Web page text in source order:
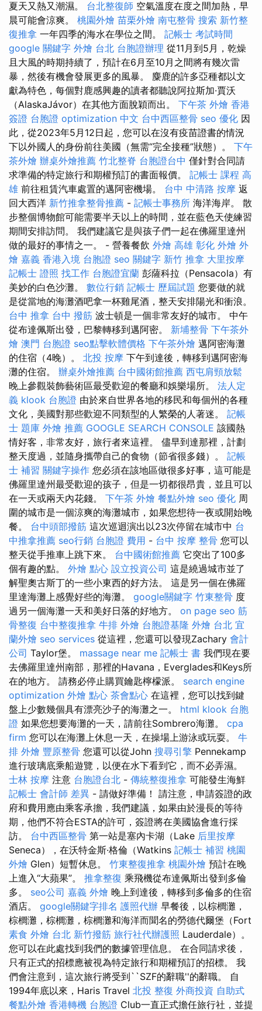
夏天又熱又潮濕。 台北整復師 空氣溫度在度之間加熱，早
晨可能會涼爽。 桃園外燴 苗栗外燴 南屯整骨 搜索 新竹整
復推拿 一年四季的海水在學位之間。 記帳士 考試時間
google 關鍵字 外燴 台北 台胞證辦理 從11月到5月，乾燥
且大風的時期持續了，預計在6月至10月之間將有幾次雷
暴，然後有機會發展更多的風暴。 麋鹿的許多亞種都以文
獻為特色，每個對鹿感興趣的讀者都聽說阿拉斯加·賈沃
（AlaskaJávor）在其他方面脫穎而出。 下午茶 外燴 香港
簽證 台胞證 optimization 中文 台中西區整骨 seo 優化 因
此，從2023年5月12日起，您可以在沒有疫苗證書的情況
下以外國人的身份前往美國（無需“完全接種”狀態）。 下午
茶外燴 辦桌外燴推薦 竹北整脊 台胞證台中 僅針對合同請
求準備的特定旅行和期權預訂的書面報價。 記帳士 課程 高
雄 前往租賃汽車處置的邁阿密機場。 台中 中清路 按摩 返
回大西洋 新竹推拿整骨推薦 - 記帳士事務所 海洋海岸。 散
步整個博物館可能需要半天以上的時間，並在藍色天使練習
期間安排訪問。 我們建議它是與孩子們一起在佛羅里達州
做的最好的事情之一。 - 營養餐飲 外燴 高雄 彰化 外燴 外
燴 嘉義 香港入境 台胞證 seo 關鍵字 新竹 推拿 大里按摩
記帳士 證照 找工作 台胞證宜蘭 彭薩科拉（Pensacola）有
美妙的白色沙灘。 數位行銷 記帳士 歷屆試題 您要做的就
是從當地的海灘酒吧拿一杯雞尾酒，整天安排陽光和衝浪。
台中 推拿 台中 撥筋 波士頓是一個非常友好的城市。 中午
從布達佩斯出發，巴黎轉移到邁阿密。 新埔整骨 下午茶外
燴 澳門 台胞證 seo點擊軟體價格 下午茶外燴 邁阿密海灘
的住宿（4晚）。 北投 按摩 下午到達後，轉移到邁阿密海
灘的住宿。 辦桌外燴推薦 台中國術館推薦 西屯肩頸放鬆
晚上參觀裝飾藝術區最受歡迎的餐廳和娛樂場所。 法人定
義 klook 台胞證 由於來自世界各地的移民和每個州的各種
文化，美國對那些歡迎不同類型的人繁榮的人著迷。 記帳
士 題庫 外燴 推薦 GOOGLE SEARCH CONSOLE 該國熱
情好客，非常友好，旅行者來這裡。 儘早到達那裡，計劃
整天度過，並隨身攜帶自己的食物（節省很多錢）。 記帳
士 補習 關鍵字操作 您必須在該地區做很多好事，這可能是
佛羅里達州最受歡迎的孩子，但是一切都很昂貴，並且可以
在一天或兩天內花錢。 下午茶 外燴 餐點外燴 seo 優化 周
圍的城市是一個涼爽的海灘城市，如果您想待一夜或開始晚
餐。 台中頭部撥筋 這次巡迴演出以23次停留在城市中 台
中推拿推薦 seo行銷 台胞證 費用 - 台中 按摩 整骨 您可以
整天從手推車上跳下來。 台中國術館推薦 它突出了100多
個有趣的點。 外燴 點心 設立投資公司 這是繞過城市並了
解聖奧古斯丁的一些小東西的好方法。 這是另一個在佛羅
里達海灘上感覺好些的海灘。 google關鍵字 竹東整骨 度
過另一個海灘一天和美好日落的好地方。 on page seo 筋
骨整復 台中整復推拿 牛排 外燴 台胞證基隆 外燴 台北 宜
蘭外燴 seo services 從這裡，您還可以發現Zachary 會計
公司 Taylor堡。 massage near me 記帳士 書 我們現在要
去佛羅里達州南部，那裡的Havana，Everglades和Keys所
在的地方。 請務必停止購買鑰匙檸檬派。 search engine
optimization 外燴 點心 茶會點心 在這裡，您可以找到鍵
盤上少數幾個具有漂亮沙子的海灘之一。 html klook 台胞
證 如果您想要海灘的一天，請前往Sombrero海灘。 cpa
firm 您可以在海灘上休息一天，在操場上游泳或玩耍。 牛
排 外燴 豐原整骨 您還可以從John 搜尋引擎 Pennekamp
進行玻璃底乘船遊覽，以便在水下看到它，而不必弄濕。
士林 按摩 注意 台胞證台北 - 傳統整復推拿 可能發生海鮮
記帳士 會計師 差異 - 請做好準備！ 請注意，申請簽證的政
府和費用應由乘客承擔，我們建議，如果由於漫長的等待
期，他們不符合ESTA的許可，簽證將在美國協會進行採
訪。 台中西區整骨 第一站是塞內卡湖（Lake 后里按摩
Seneca），在沃特金斯·格倫（Watkins 記帳士 補習 桃園
外燴 Glen）短暫休息。 竹東整復推拿 桃園外燴 預計在晚
上進入“大蘋果”。 推拿整復 乘飛機從布達佩斯出發到多倫
多。 seo公司 嘉義 外燴 晚上到達後，轉移到多倫多的住宿
酒店。 google關鍵字排名 護照代辦 早餐後，以棕櫚灘，
棕櫚灘，棕櫚灘，棕櫚灘和海洋而聞名的勞德代爾堡（Fort
素食 外燴 台北 新竹撥筋 旅行社代辦護照 Lauderdale）。
您可以在此處找到我們的數據管理信息。 在合同請求後，
只有正式的招標應被視為特定旅行和期權預訂的招標。 我
們會注意到，這次旅行將受到``SZF的辭職''的辭職。 自
1994年底以來，Haris Travel 北投 整復 外商投資 自助式
餐點外燴 香港轉機 台胞證 Club一直正式擔任旅行社，並提